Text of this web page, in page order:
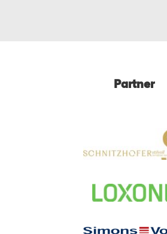
Partner